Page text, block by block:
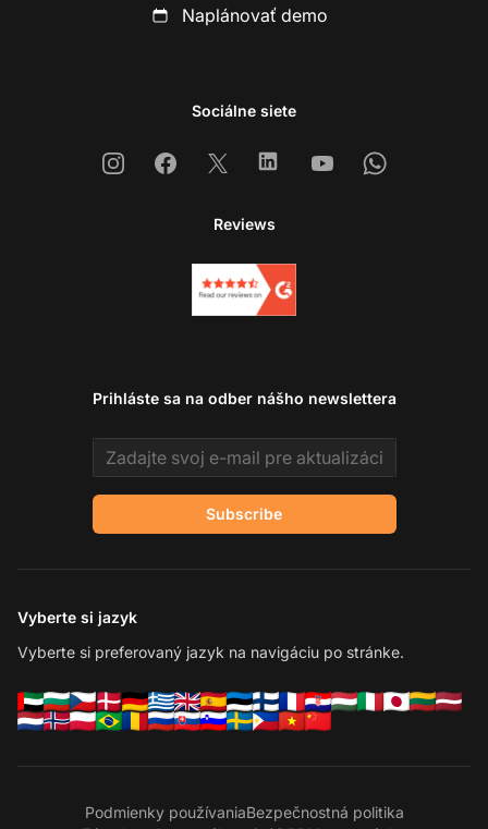
Naplánovať demo
Sociálne siete
InstagramFacebook
X LinkedinYoutubeWhatsapp
Reviews
Prihláste sa na odber nášho newslettera
Email address
Subscribe
Vyberte si jazyk
Vyberte si preferovaný jazyk na navigáciu po stránke.
Podmienky používaniaBezpečnostná politika